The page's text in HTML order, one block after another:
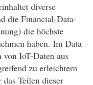
diverse
die Financial-Data-
die höchste
haben. Im Data
von IoT-Daten aus
zu erleichtern
Teilen dieser